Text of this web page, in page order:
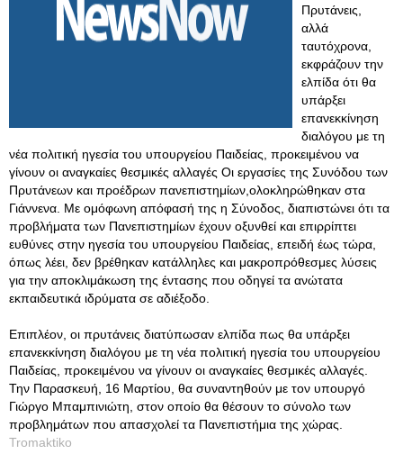
Πρυτάνεις,
αλλά
ταυτόχρονα,
εκφράζουν την
ελπίδα ότι θα
υπάρξει
επανεκκίνηση
διαλόγου με τη
νέα πολιτική ηγεσία του υπουργείου Παιδείας, προκειμένου να
γίνουν οι αναγκαίες θεσμικές αλλαγές Οι εργασίες της Συνόδου των
Πρυτάνεων και προέδρων πανεπιστημίων,ολοκληρώθηκαν στα
Γιάννενα. Με ομόφωνη απόφασή της η Σύνοδος, διαπιστώνει ότι τα
προβλήματα των Πανεπιστημίων έχουν οξυνθεί και επιρρίπτει
ευθύνες στην ηγεσία του υπουργείου Παιδείας, επειδή έως τώρα,
όπως λέει, δεν βρέθηκαν κατάλληλες και μακροπρόθεσμες λύσεις
για την αποκλιμάκωση της έντασης που οδηγεί τα ανώτατα
εκπαιδευτικά ιδρύματα σε αδιέξοδο.
Επιπλέον, οι πρυτάνεις διατύπωσαν ελπίδα πως θα υπάρξει
επανεκκίνηση διαλόγου με τη νέα πολιτική ηγεσία του υπουργείου
Παιδείας, προκειμένου να γίνουν οι αναγκαίες θεσμικές αλλαγές.
Την Παρασκευή, 16 Μαρτίου, θα συναντηθούν με τον υπουργό
Γιώργο Μπαμπινιώτη, στον οποίο θα θέσουν το σύνολο των
προβλημάτων που απασχολεί τα Πανεπιστήμια της χώρας.
Tromaktiko